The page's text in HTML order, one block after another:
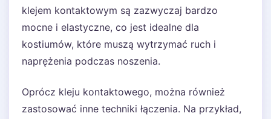
klejem kontaktowym są zazwyczaj bardzo
mocne i elastyczne, co jest idealne dla
kostiumów, które muszą wytrzymać ruch i
naprężenia podczas noszenia.
Oprócz kleju kontaktowego, można również
zastosować inne techniki łączenia. Na przykład,